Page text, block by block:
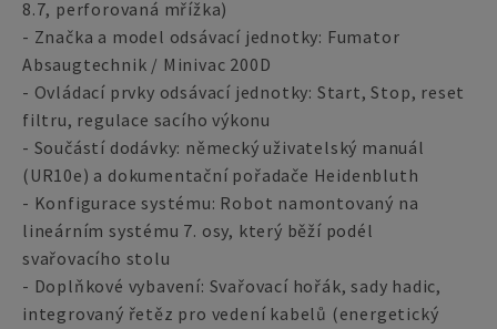
8.7, perforovaná mřížka)
- Značka a model odsávací jednotky: Fumator
Absaugtechnik / Minivac 200D
- Ovládací prvky odsávací jednotky: Start, Stop, reset
filtru, regulace sacího výkonu
- Součástí dodávky: německý uživatelský manuál
(UR10e) a dokumentační pořadače Heidenbluth
- Konfigurace systému: Robot namontovaný na
lineárním systému 7. osy, který běží podél
svařovacího stolu
- Doplňkové vybavení: Svařovací hořák, sady hadic,
integrovaný řetěz pro vedení kabelů (energetický